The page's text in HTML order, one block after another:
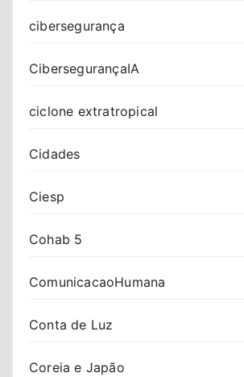
cibersegurança
CibersegurançaIA
ciclone extratropical
Cidades
Ciesp
Cohab 5
ComunicacaoHumana
Conta de Luz
Coreia e Japão